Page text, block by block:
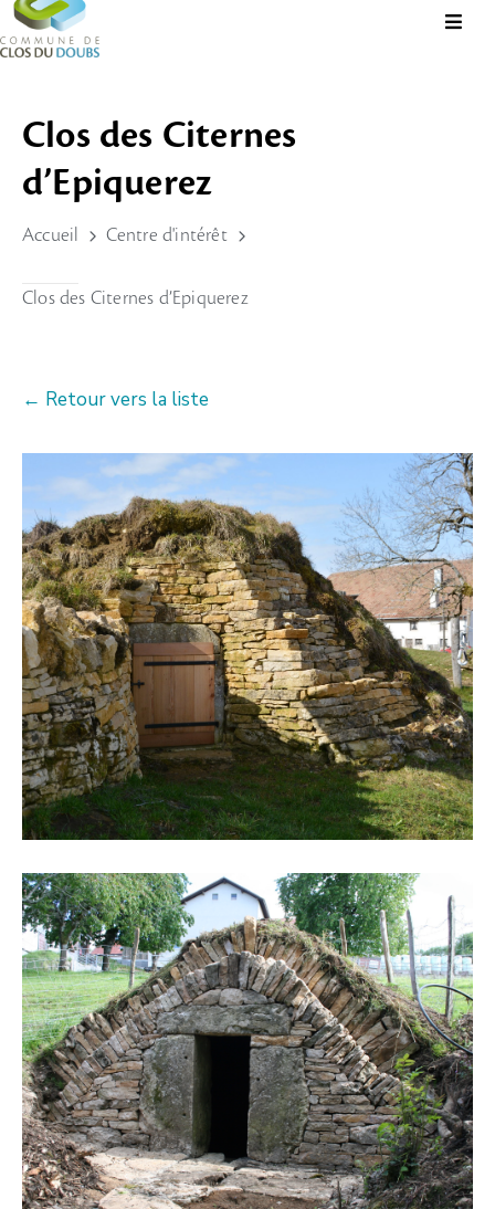
Administration
Guichet
Locale
&
Rechercher?
Clos des Citernes
d’Epiquerez
Accueil Centre d'intérêt
Clos des Citernes d’Epiquerez
← Retour vers la liste